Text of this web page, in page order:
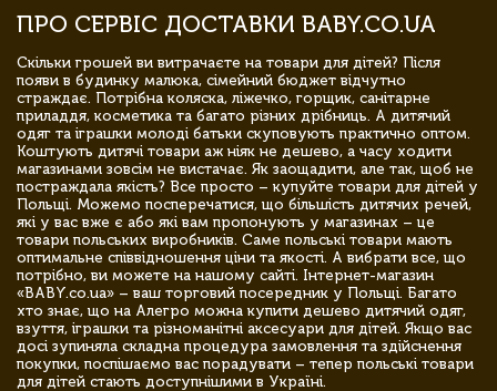
ПРО СЕРВІС ДОСТАВКИ BABY.CO.UA
Скільки грошей ви витрачаєте на товари для дітей? Після
появи в будинку малюка, сімейний бюджет відчутно
страждає. Потрібна коляска, ліжечко, горщик, санітарне
приладдя, косметика та багато різних дрібниць. А дитячий
одяг та іграшки молоді батьки скуповують практично оптом.
Коштують дитячі товари аж ніяк не дешево, а часу ходити
магазинами зовсім не вистачає. Як заощадити, але так, щоб не
постраждала якість? Все просто – купуйте товари для дітей у
Польщі. Можемо посперечатися, що більшість дитячих речей,
які у вас вже є або які вам пропонують у магазинах – це
товари польських виробників. Саме польські товари мають
оптимальне співвідношення ціни та якості. А вибрати все, що
потрібно, ви можете на нашому сайті. Інтернет-магазин
«BABY.co.ua» – ваш торговий посередник у Польщі. Багато
хто знає, що на Алегро можна купити дешево дитячий одяг,
взуття, іграшки та різноманітні аксесуари для дітей. Якщо вас
досі зупиняла складна процедура замовлення та здійснення
покупки, поспішаємо вас порадувати – тепер польські товари
для дітей стають доступнішими в Україні.